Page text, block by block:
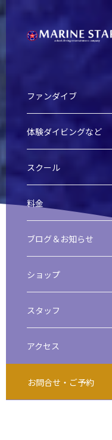
ファンダイブ
体験ダイビングなど
スクール
料金
ブログ＆お知らせ
ショップ
スタッフ
アクセス
お問合せ・ご予約